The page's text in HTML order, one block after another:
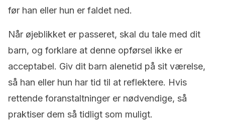
før han eller hun er faldet ned.
Når øjeblikket er passeret, skal du tale med dit
barn, og forklare at denne opførsel ikke er
acceptabel. Giv dit barn alenetid på sit værelse,
så han eller hun har tid til at reflektere. Hvis
rettende foranstaltninger er nødvendige, så
praktiser dem så tidligt som muligt.